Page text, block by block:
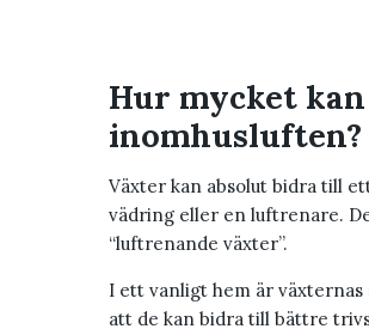
Hur mycket
inomhusluften?
Växter kan absolut bidra till
vädring eller en luftrenare.
“luftrenande växter”.
I ett vanligt hem är
att de kan bidra till bättre